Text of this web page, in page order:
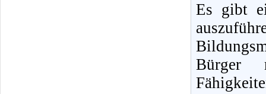
Es gibt
Bürger